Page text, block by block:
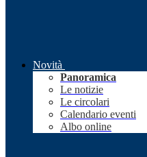
Novità
Panoramica
Le notizie
Le circolari
Calendario eventi
Albo online